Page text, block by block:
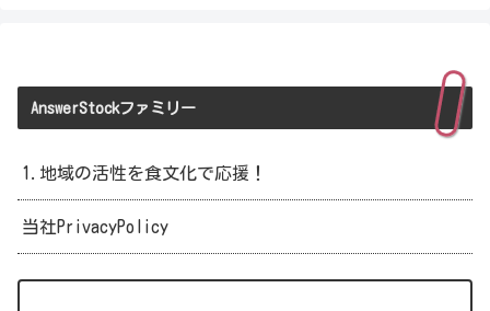
AnswerStockファミリー
1.地域の活性を食文化で応援！
当社PrivacyPolicy